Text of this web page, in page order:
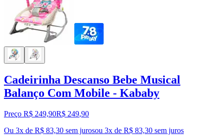
Cadeirinha Descanso Bebe Musical
Balanço Com Mobile - Kababy
Preço R$ 249,90R$ 249,90
Ou 3x de R$ 83,30 sem jurosou 3x de R$ 83,30 sem juros